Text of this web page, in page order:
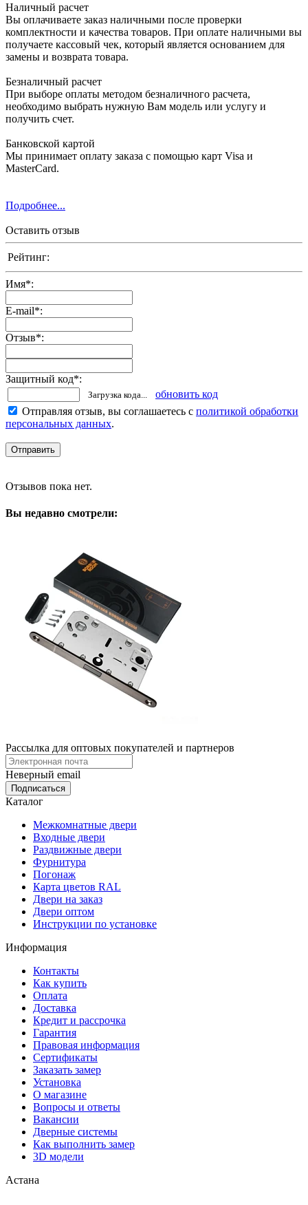
Наличный расчет
Вы оплачиваете заказ наличными после проверки
комплектности и качества товаров. При оплате наличными вы
получаете кассовый чек, который является основанием для
замены и возврата товара.
Безналичный расчет
При выборе оплаты методом безналичного расчета,
необходимо выбрать нужную Вам модель или услугу и
получить счет.
Банковской картой
Мы принимает оплату заказа с помощью карт Visa и
MasterCard.
Подробнее...
Оставить отзыв
Рейтинг:
Имя*:
E-mail*:
Отзыв*:
Защитный код*:
Загрузка кода...
обновить код
Отправляя отзыв, вы соглашаетесь с политикой обработки
персональных данных.
Отзывов пока нет.
Вы недавно смотрели:
Рассылка для оптовых покупателей и партнеров
Неверный email
Каталог
Межкомнатные двери
Входные двери
Раздвижные двери
Фурнитура
Погонаж
Карта цветов RAL
Двери на заказ
Двери оптом
Инструкции по установке
Информация
Контакты
Как купить
Оплата
Доставка
Кредит и рассрочка
Гарантия
Правовая информация
Сертификаты
Заказать замер
Установка
О магазине
Вопросы и ответы
Вакансии
Дверные системы
Как выполнить замер
3D модели
Астана